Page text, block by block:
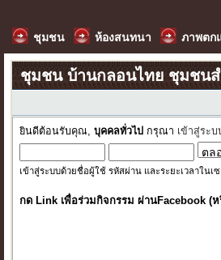
ชุมชน ห้องสนทนา ภาพตก
ชุมชน บ้านกลอนไทย ชุมชน
ยินดีต้อนรับคุณ,บุคคลทั่วไป กรุณา เข้าสู่ระบ
เข้าสู่ระบบด้วยชื่อผู้ใช้ รหัสผ่าน และระยะเวลาในเ
กด Link เพื่อร่วมกิจกรรม ผ่านFacebook